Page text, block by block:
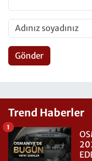
Gönder
Trend Haberler
1